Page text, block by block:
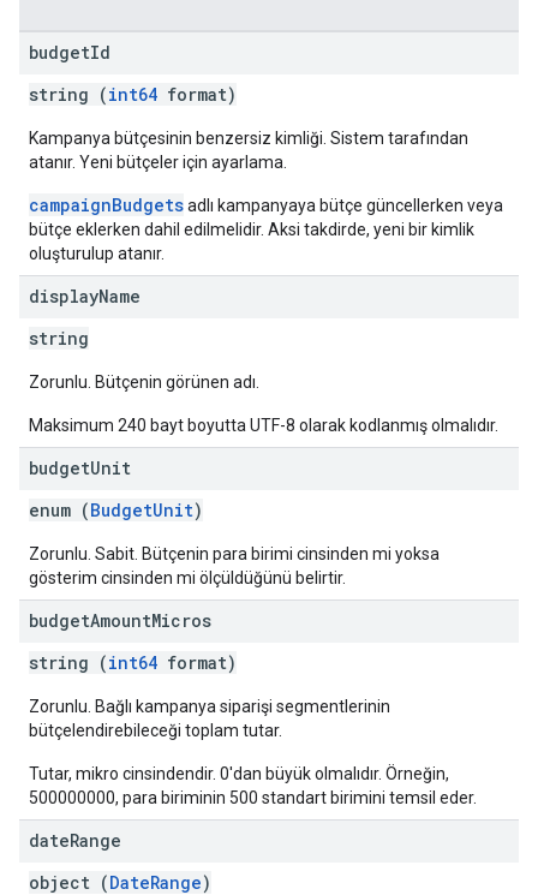
budgetId
string (int64 format)
Kampanya bütçesinin benzersiz kimliği. Sistem tarafından
atanır. Yeni bütçeler için ayarlama.
campaignBudgetsadlı kampanyaya bütçe güncellerken veya
bütçe eklerken dahil edilmelidir. Aksi takdirde, yeni bir kimlik
oluşturulup atanır.
displayName
string
Zorunlu. Bütçenin görünen adı.
Maksimum 240 bayt boyutta UTF-8 olarak kodlanmış olmalıdır.
budgetUnit
enum (BudgetUnit)
Zorunlu. Sabit. Bütçenin para birimi cinsinden mi yoksa
gösterim cinsinden mi ölçüldüğünü belirtir.
budgetAmountMicros
string (int64 format)
Zorunlu. Bağlı kampanya siparişi segmentlerinin
bütçelendirebileceği toplam tutar.
Tutar, mikro cinsindendir. 0'dan büyük olmalıdır. Örneğin,
500000000, para biriminin 500 standart birimini temsil eder.
dateRange
object (DateRange)